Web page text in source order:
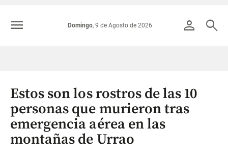
Colombia
person search
Domingo, 9 de Agosto de 2026
menu
Estos son los rostros de las 10
personas que murieron tras
emergencia aérea en las
montañas de Urrao